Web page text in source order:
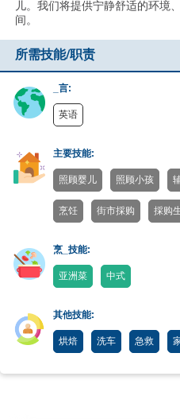
儿。我们将提供宁静舒适的环境
间。
所需技能/职责
_言:
英语
主要技能:
照顾婴儿 照顾小孩
烹饪 街市採购 採购
烹_技能:
亚洲菜 中式
其他技能:
烘焙 洗车 急救